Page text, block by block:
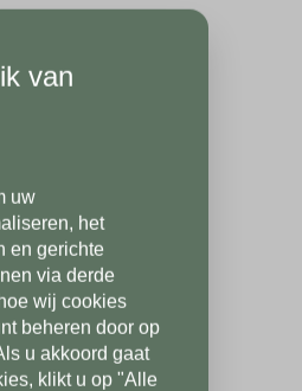
3 werkdagen
afdekranden,
en meer.
van
uw
het
en gerichte
via derde
wij cookies
beheren door op
u akkoord gaat
klikt u op "Alle